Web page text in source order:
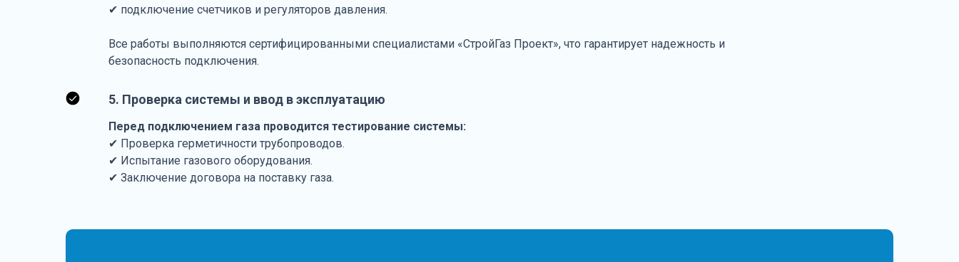
✔ подключение счетчиков и регуляторов давления.
Все работы выполняются сертифицированными специалистами «СтройГаз Проект», что гарантирует надежность и
безопасность подключения.
5. Проверка системы и ввод в эксплуатацию
Перед подключением газа проводится тестирование системы:
✔ Проверка герметичности трубопроводов.
✔ Испытание газового оборудования.
✔ Заключение договора на поставку газа.